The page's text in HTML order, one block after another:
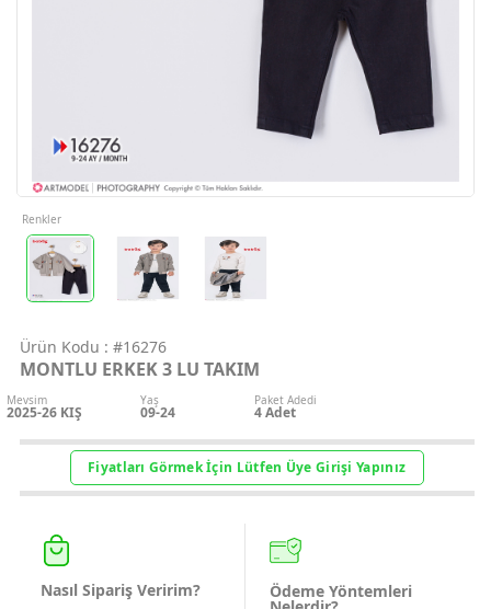
Geri Bildirim
İletişim
Şifremi
Giriş Yap
Ürün Kodu : #16276
MONTLU ERKEK 3 LU TAKIM
Mevsim
2025-26 KIŞ
Yaş
09-24
Paket Adedi
4Adet
Renkler
Fiyatları Görmek İçin Lütfen Üye Girişi Yapınız
Nasıl Sipariş Veririm?
Ödeme Yöntemleri